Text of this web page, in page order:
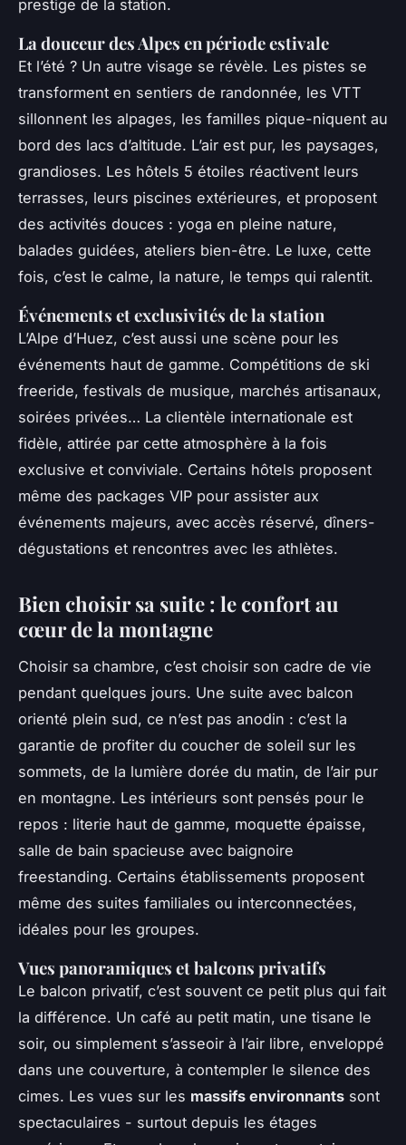
prestige de la station.
La douceur des Alpes en période estivale
Et l’été ? Un autre visage se révèle. Les pistes se
transforment en sentiers de randonnée, les VTT
sillonnent les alpages, les familles pique-niquent au
bord des lacs d’altitude. L’air est pur, les paysages,
grandioses. Les hôtels 5 étoiles réactivent leurs
terrasses, leurs piscines extérieures, et proposent
des activités douces : yoga en pleine nature,
balades guidées, ateliers bien-être. Le luxe, cette
fois, c’est le calme, la nature, le temps qui ralentit.
Événements et exclusivités de la station
L’Alpe d’Huez, c’est aussi une scène pour les
événements haut de gamme. Compétitions de ski
freeride, festivals de musique, marchés artisanaux,
soirées privées… La clientèle internationale est
fidèle, attirée par cette atmosphère à la fois
exclusive et conviviale. Certains hôtels proposent
même des packages VIP pour assister aux
événements majeurs, avec accès réservé, dîners-
dégustations et rencontres avec les athlètes.
Bien choisir sa suite : le confort au
cœur de la montagne
Choisir sa chambre, c’est choisir son cadre de vie
pendant quelques jours. Une suite avec balcon
orienté plein sud, ce n’est pas anodin : c’est la
garantie de profiter du coucher de soleil sur les
sommets, de la lumière dorée du matin, de l’air pur
en montagne. Les intérieurs sont pensés pour le
repos : literie haut de gamme, moquette épaisse,
salle de bain spacieuse avec baignoire
freestanding. Certains établissements proposent
même des suites familiales ou interconnectées,
idéales pour les groupes.
Vues panoramiques et balcons privatifs
Le balcon privatif, c’est souvent ce petit plus qui fait
la différence. Un café au petit matin, une tisane le
soir, ou simplement s’asseoir à l’air libre, enveloppé
dans une couverture, à contempler le silence des
cimes. Les vues sur les massifs environnants sont
spectaculaires - surtout depuis les étages